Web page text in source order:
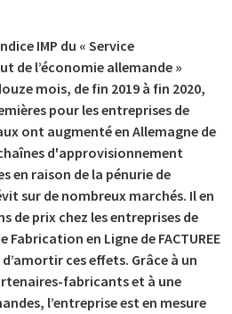
IMP du « Service
de l’économie allemande »
mois, de fin 2019 à fin 2020,
pour les entreprises de
ont augmenté en Allemagne de
d'approvisionnement
en raison de la pénurie de
sur de nombreux marchés. Il en
de prix chez les entreprises de
en Ligne de FACTUREE
ces effets. Grâce à un
fabricants et à une
l’entreprise est en mesure